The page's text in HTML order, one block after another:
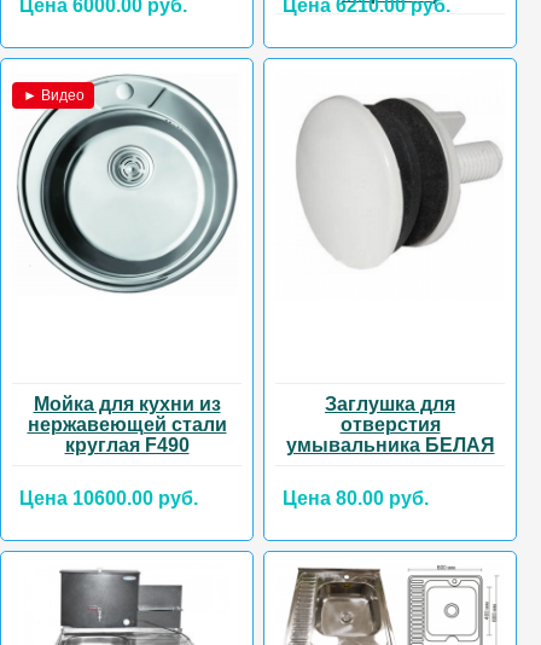
Цена 6000.00 руб. Цена 6210.00 руб.
► Видео
Мойка для кухни из
нержавеющей стали
круглая F490
Цена 10600.00 руб.
Заглушка для
отверстия
умывальника БЕЛАЯ
Цена 80.00 руб.